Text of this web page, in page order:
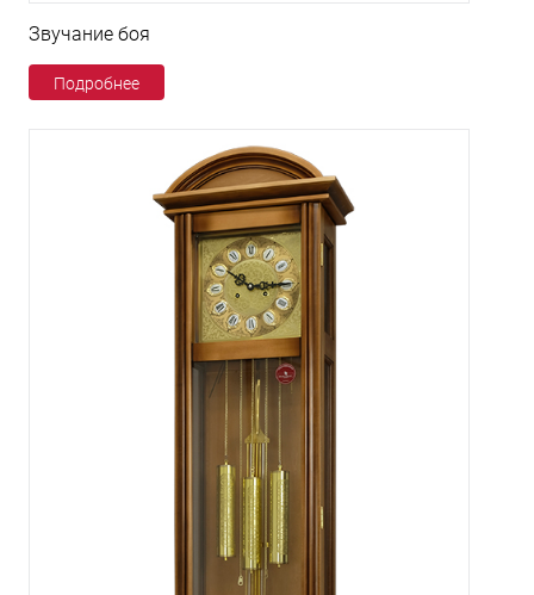
Звучание боя
Подробнее